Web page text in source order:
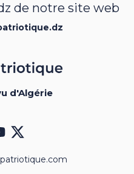
de notre site web
d'Algérie